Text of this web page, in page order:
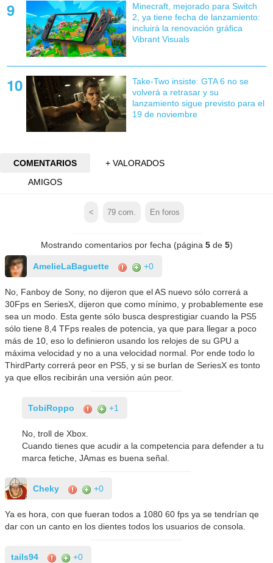
Minecraft, mejorado para Switch
2, ya tiene fecha de lanzamiento:
incluirá la renovación gráfica
Vibrant Visuals
Take-Two insiste: GTA 6 no se
volverá a retrasar y su
lanzamiento sigue previsto para el
19 de noviembre
COMENTARIOS
+ VALORADOS
AMIGOS
< 79 com. En foros
Mostrando comentarios por fecha (página 5de 5)
AmelieLaBaguette +0
No, Fanboy de Sony, no dijeron que el AS nuevo sólo correrá a
30Fps en SeriesX, dijeron que como mínimo, y probablemente ese
sea un modo. Esta gente sólo busca desprestigiar cuando la PS5
sólo tiene 8,4 TFps reales de potencia, ya que para llegar a poco
más de 10, eso lo definieron usando los relojes de su GPU a
máxima velocidad y no a una velocidad normal. Por ende todo lo
ThirdParty correrá peor en PS5, y si se burlan de SeriesX es tonto
ya que ellos recibirán una versión aún peor.
TobiRoppo +1
No, troll de Xbox.
Cuando tienes que acudir a la competencia para defender a tu
marca fetiche, JAmas es buena señal.
Cheky +0
Ya es hora, con que fueran todos a 1080 60 fps ya se tendrían qe
dar con un canto en los dientes todos los usuarios de consola.
tails94 +0